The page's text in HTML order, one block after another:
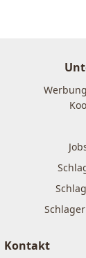
Kontakt